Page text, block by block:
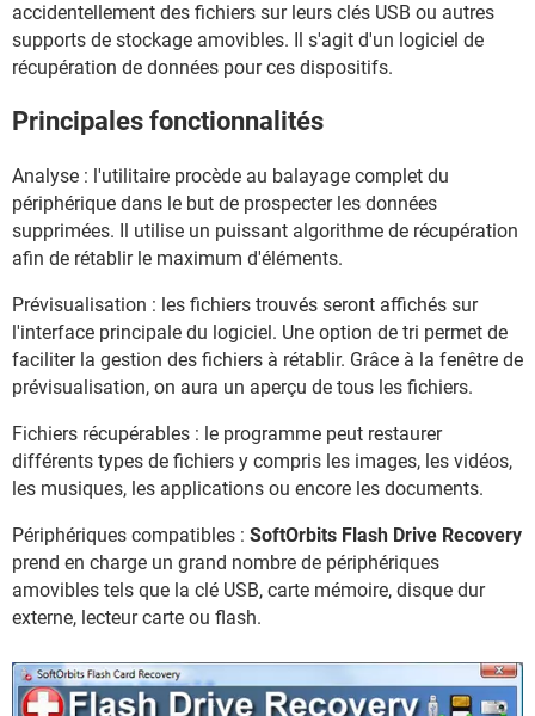
accidentellement des fichiers sur leurs clés USB ou autres
supports de stockage amovibles. Il s'agit d'un logiciel de
récupération de données pour ces dispositifs.
Principales fonctionnalités
Analyse : l'utilitaire procède au balayage complet du
périphérique dans le but de prospecter les données
supprimées. Il utilise un puissant algorithme de récupération
afin de rétablir le maximum d'éléments.
Prévisualisation : les fichiers trouvés seront affichés sur
l'interface principale du logiciel. Une option de tri permet de
faciliter la gestion des fichiers à rétablir. Grâce à la fenêtre de
prévisualisation, on aura un aperçu de tous les fichiers.
Fichiers récupérables : le programme peut restaurer
différents types de fichiers y compris les images, les vidéos,
les musiques, les applications ou encore les documents.
Périphériques compatibles : SoftOrbits Flash Drive Recovery
prend en charge un grand nombre de périphériques
amovibles tels que la clé USB, carte mémoire, disque dur
externe, lecteur carte ou flash.